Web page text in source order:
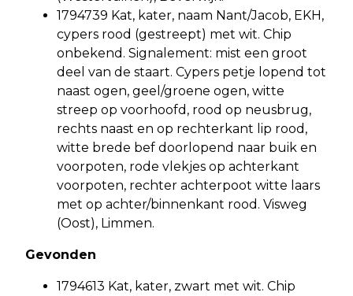
1794739 Kat, kater, naam Nant/Jacob, EKH,
cypers rood (gestreept) met wit. Chip
onbekend. Signalement: mist een groot
deel van de staart. Cypers petje lopend tot
naast ogen, geel/groene ogen, witte
streep op voorhoofd, rood op neusbrug,
rechts naast en op rechterkant lip rood,
witte brede bef doorlopend naar buik en
voorpoten, rode vlekjes op achterkant
voorpoten, rechter achterpoot witte laars
met op achter/binnenkant rood. Visweg
(Oost), Limmen.
Gevonden
1794613 Kat, kater, zwart met wit. Chip